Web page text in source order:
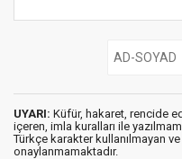
UYARI: Küfür, hakaret, rencide
içeren, imla kuralları ile
Türkçe karakter kullanılmayan
onaylanmamaktadır.